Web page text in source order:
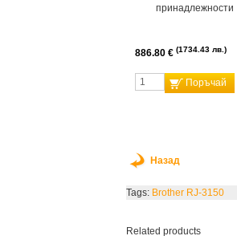
принадлежности
886.80 € 1734.43 лв.
Поръчай
Назад
Tags: Brother RJ-3150
Related products